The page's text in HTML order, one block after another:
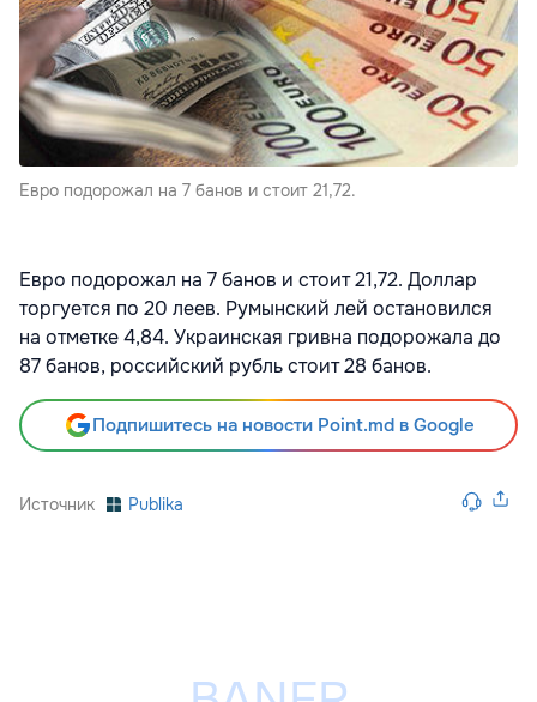
Евро подорожал на 7 банов и стоит 21,72.
Евро подорожал на 7 банов и стоит 21,72. Доллар
торгуется по 20 леев. Румынский лей остановился
на отметке 4,84. Украинская гривна подорожала до
87 банов, российский рубль стоит 28 банов.
Подпишитесь на новости Point.md в Google
Источник Publika